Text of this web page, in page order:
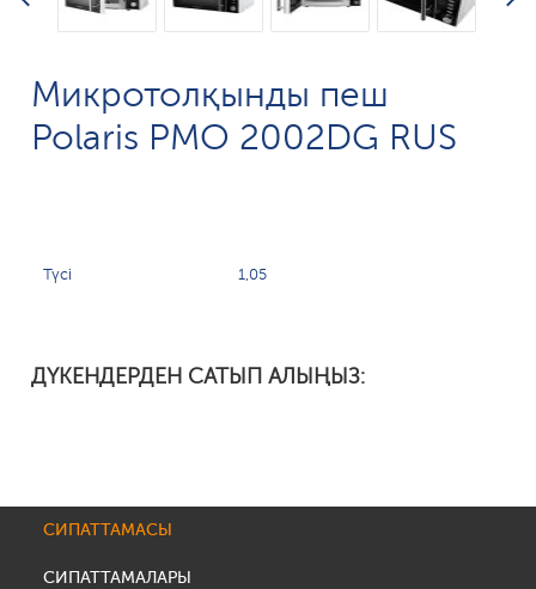
Микротолқынды пеш
Polaris PMO 2002DG RUS
Түсі 1,05
ДҮКЕНДЕРДЕН САТЫП АЛЫҢЫЗ:
СИПАТТАМАСЫ
СИПАТТАМАЛАРЫ